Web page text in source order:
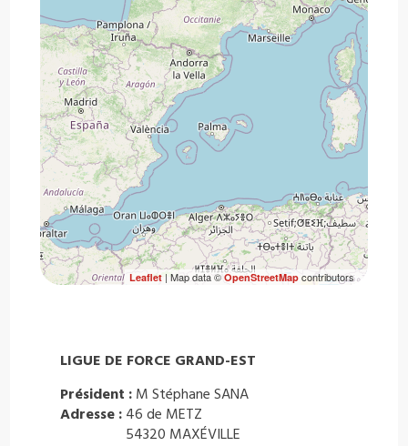
Leaflet| Map data ©OpenStreetMapcontributors
LIGUE DE FORCE GRAND-EST
Président : M Stéphane SANA
Adresse : 46 de METZ
54320 MAXÉVILLE